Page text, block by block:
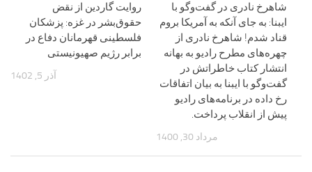
روایت گاردین از نقض
حقوق‌بشر در غزه: پزشکان
فلسطینی قهرمانان دفاع در
برابر رژیم صهیونیستی
آذر 5, 1402
شاهرخ نادری در گفت‌وگو با
ایبنا: به‌ جای آنکه به آمریکا بروم
قناد شدم! شاهرخ نادری از
چهره‌های مطرح رادیو به بهانه
انتشار کتاب خاطراتش در
گفت‌وگو با ایبنا به بیان اتفاقات
رخ داده در برنامه‌های رادیو
پیش از انقلاب پرداخت.
مرداد 30, 1400